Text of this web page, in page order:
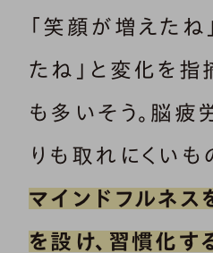
「笑顔が増えたね
たね」と変化を指
も多いそう。脳疲
りも取れにくいも
マインドフルネス
を設け、習慣化す